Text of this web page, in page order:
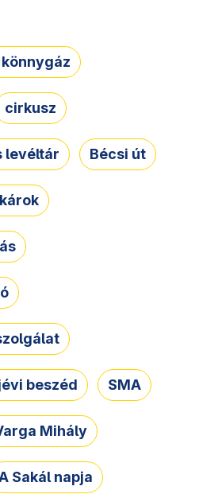
cirkusz
levéltár Bécsi út
beszéd SMA
Mihály
Sakál napja